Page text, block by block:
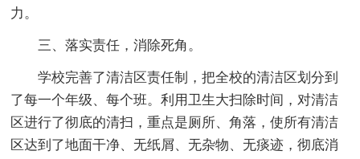
力。
三、落实责任，消除死角。
学校完善了清洁区责任制，把全校的清洁区划分到
了每一个年级、每个班。利用卫生大扫除时间，对清洁
区进行了彻底的清扫，重点是厕所、角落，使所有清洁
区达到了地面干净、无纸屑、无杂物、无痰迹，彻底消